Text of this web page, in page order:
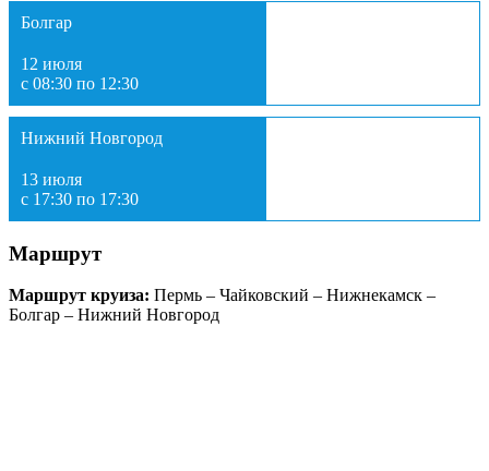
Болгар
12 июля
с 08:30 по 12:30
Нижний Новгород
13 июля
с 17:30 по 17:30
Маршрут
Маршрут круиза: Пермь – Чайковский – Нижнекамск –
Болгар – Нижний Новгород